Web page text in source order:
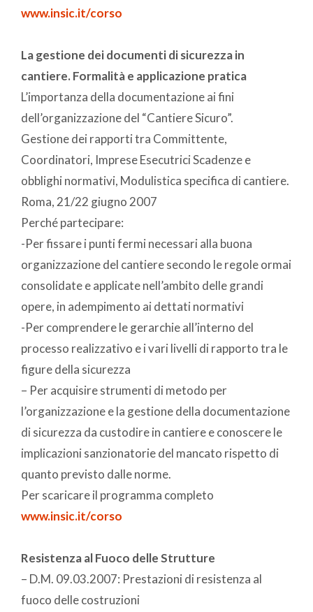
www.insic.it/corso
La gestione dei documenti di sicurezza in
cantiere. Formalità e applicazione pratica
L’importanza della documentazione ai fini
dell’organizzazione del “Cantiere Sicuro”.
Gestione dei rapporti tra Committente,
Coordinatori, Imprese Esecutrici Scadenze e
obblighi normativi, Modulistica specifica di cantiere.
Roma, 21/22 giugno 2007
Perché partecipare:
-Per fissare i punti fermi necessari alla buona
organizzazione del cantiere secondo le regole ormai
consolidate e applicate nell’ambito delle grandi
opere, in adempimento ai dettati normativi
-Per comprendere le gerarchie all’interno del
processo realizzativo e i vari livelli di rapporto tra le
figure della sicurezza
– Per acquisire strumenti di metodo per
l’organizzazione e la gestione della documentazione
di sicurezza da custodire in cantiere e conoscere le
implicazioni sanzionatorie del mancato rispetto di
quanto previsto dalle norme.
Per scaricare il programma completo
www.insic.it/corso
Resistenza al Fuoco delle Strutture
– D.M. 09.03.2007: Prestazioni di resistenza al
fuoco delle costruzioni